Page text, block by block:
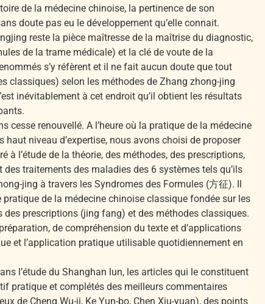
de la médecine chinoise, la pertinence de son
doute pas eu le développement qu’elle connait.
reste la pièce maîtresse de la maîtrise du diagnostic,
de la trame médicale) et la clé de voute de la
s’y réfèrent et il ne fait aucun doute que tout
classiques) selon les méthodes de Zhang zhong-jing
inévitablement à cet endroit qu’il obtient les résultats
cesse renouvellé. A l’heure où la pratique de la médecine
niveau d’expertise, nous avons choisi de proposer
à l’étude de la théorie, des méthodes, des prescriptions,
traitements des maladies des 6 systèmes tels qu’ils
jing à travers les Syndromes des Formules (方征). Il
pratique de la médecine chinoise classique fondée sur les
des prescriptions (jing fang) et des méthodes classiques.
de compréhension du texte et d’applications
et l’application pratique utilisable quotidiennement en
l’étude du Shanghan lun, les articles qui le constituent
pratique et complétés des meilleurs commentaires
de Cheng Wu-ji, Ke Yun-bo, Chen Xiu-yuan), des points